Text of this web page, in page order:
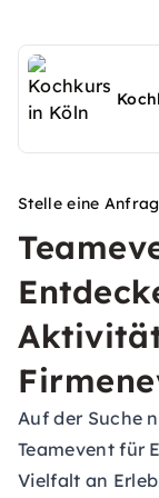
Stelle eine
Auf der Suche
Teamevent für
Vielfalt an